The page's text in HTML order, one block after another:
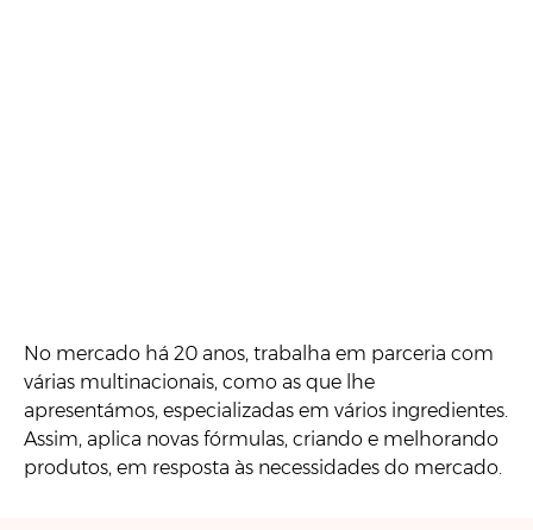
No mercado há 20 anos, trabalha em parceria com
várias multinacionais, como as que lhe
apresentámos, especializadas em vários ingredientes.
Assim, aplica novas fórmulas, criando e melhorando
produtos, em resposta às necessidades do mercado.